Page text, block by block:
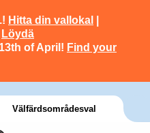
Hitta din vallokal
Löydä
of April! Find your
Välfärdsområdesval